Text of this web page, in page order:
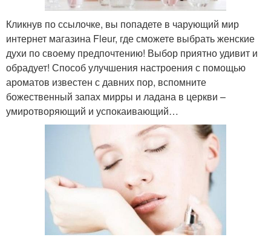
Кликнув по ссылочке, вы попадете в чарующий мир
интернет магазина Fleur, где сможете выбрать женские
духи по своему предпочтению! Выбор приятно удивит и
обрадует! Способ улучшения настроения с помощью
ароматов известен с давних пор, вспомните
божественный запах мирры и ладана в церкви –
умиротворяющий и успокаивающий…